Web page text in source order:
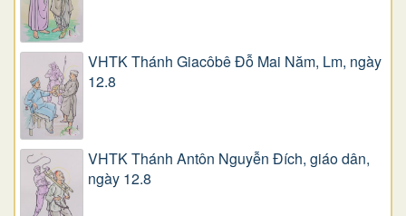
VHTK Thánh Giacôbê Ðỗ Mai Năm, Lm, ngày
12.8
VHTK Thánh Antôn Nguyễn Ðích, giáo dân,
ngày 12.8